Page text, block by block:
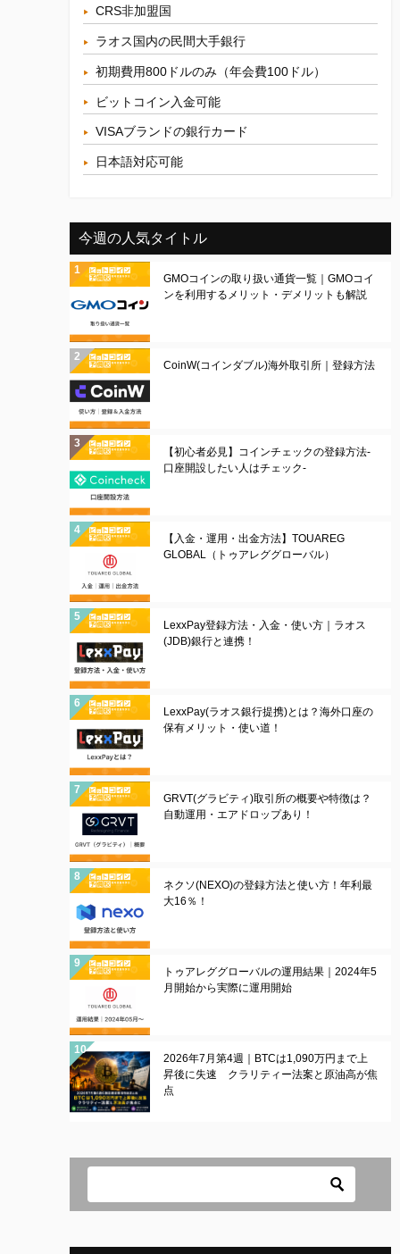
CRS非加盟国
ラオス国内の民間大手銀行
初期費用800ドルのみ（年会費100ドル）
ビットコイン入金可能
VISAブランドの銀行カード
日本語対応可能
今週の人気タイトル
GMOコインの取り扱い通貨一覧｜GMOコイ
ンを利用するメリット・デメリットも解説
CoinW(コインダブル)海外取引所｜登録方法
【初心者必見】コインチェックの登録方法-
口座開設したい人はチェック-
【入金・運用・出金方法】TOUAREG
GLOBAL（トゥアレググローバル）
LexxPay登録方法・入金・使い方｜ラオス
(JDB)銀行と連携！
LexxPay(ラオス銀行提携)とは？海外口座の
保有メリット・使い道！
GRVT(グラビティ)取引所の概要や特徴は？
自動運用・エアドロップあり！
ネクソ(NEXO)の登録方法と使い方！年利最
大16％！
トゥアレググローバルの運用結果｜2024年5
月開始から実際に運用開始
2026年7月第4週｜BTCは1,090万円まで上
昇後に失速 クラリティー法案と原油高が焦
点